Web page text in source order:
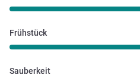
Frühstück
Sauberkeit